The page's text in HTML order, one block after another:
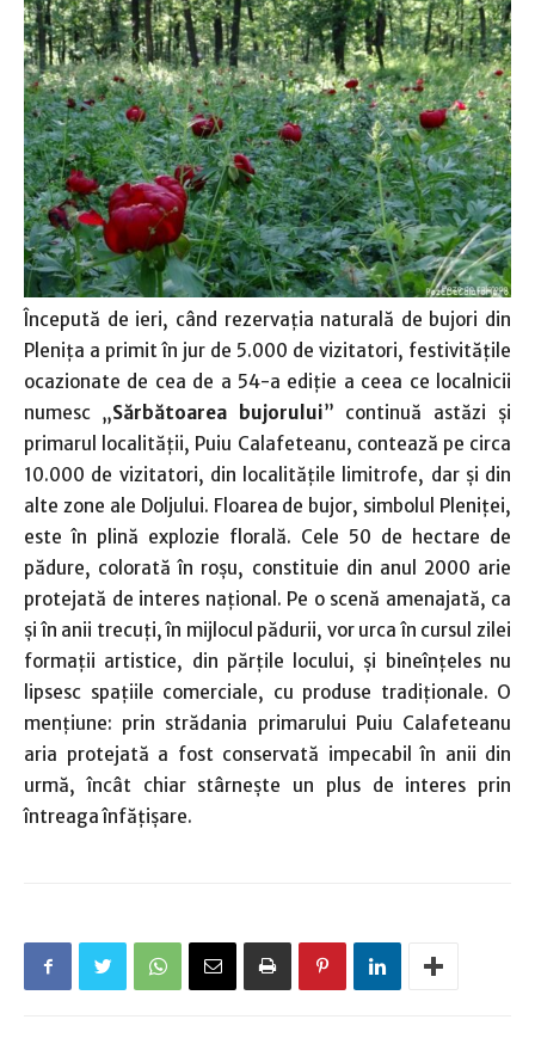
Începută de ieri, când rezervaţia naturală de bujori din
Pleniţa a primit în jur de 5.000 de vizitatori, festivităţile
ocazionate de cea de a 54-a ediţie a ceea ce localnicii
numesc „Sărbătoarea bujorului” continuă astăzi şi
primarul localităţii, Puiu Calafeteanu, contează pe circa
10.000 de vizitatori, din localităţile limitrofe, dar şi din
alte zone ale Doljului. Floarea de bujor, simbolul Pleniţei,
este în plină explozie florală. Cele 50 de hectare de
pădure, colorată în roşu, constituie din anul 2000 arie
protejată de interes naţional. Pe o scenă amenajată, ca
şi în anii trecuţi, în mijlocul pădurii, vor urca în cursul zilei
formaţii artistice, din părţile locului, şi bineînţeles nu
lipsesc spaţiile comerciale, cu produse tradiţionale. O
menţiune: prin strădania primarului Puiu Calafeteanu
aria protejată a fost conservată impecabil în anii din
urmă, încât chiar stârneşte un plus de interes prin
întreaga înfăţişare.